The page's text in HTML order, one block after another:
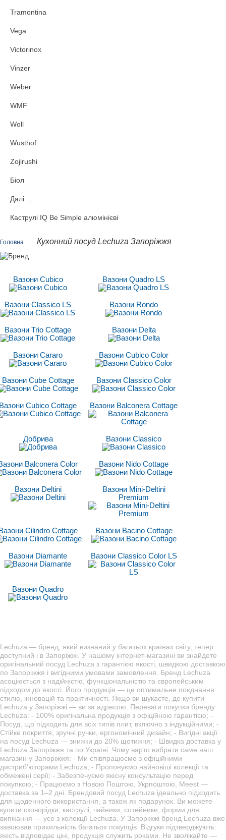
Tramontina
Vega
Victorinox
Vinzer
Weber
WMF
Woll
Wusthof
Zojirushi
Біол
Далі ...
Каструлі IQ Be Simple алюмінієві
Головна Кухонний посуд Lechuza Запоріжжя
Вазони Cubico Вазони Quadro LS
Вазони Classico LS Вазони Rondo
Вазони Trio Cottage Вазони Delta
Вазони Cararo Вазони Cubico Color
Вазони Cube Cottage Вазони Classico Сolor
Cubico Cottage Вазони Balconera Cottage
Добрива Вазони Classico
Balconera Color Вазони Nido Cottage
Вазони Deltini
Вазони Mini-Deltini
Premium
Cilindro Cottage Вазони Bacino Cottage
Вазони Diamante Вазони Classico Сolor LS
Вазони Quadro
Lechuza — бренд, який визнаний у багатьох країнах світу, тепер
доступний і в Запоріжжі. У нашому інтернет-магазині ви знайдете
оригінальний посуд Lechuza з гарантією якості, швидкою доставкою
по Запоріжжя і вигідними умовами замовлення. Бренд Lechuza
асоціюється з надійністю, функціональністю та європейським
підходом до якості. Його продукція — це оптимальне поєднання
стилю, інновацій та практичності. Якщо ви шукаєте, де купити
Lechuza у Запоріжжі — ви за адресою. Переваги покупки бренду
Lechuza: - 100% оригінальна продукція з офіційною гарантією; -
Посуд, що підходить для всіх типів плит, включно з індукційними; -
Стійке покриття, зручні ручки, ергономічний дизайн; - Вигідні акції
на посуд Lechuza — знижки до 20% щотижня; - Швидка доставка у
Lechuza Запоріжжя та по Україні. Чому варто вибрати саме наш
магазин у Запоріжжя: - Ми співпрацюємо з офіційними
дистриб’юторами Lechuza; - Пропонуємо найновіші колекції та
обмежені серії; - Забезпечуємо якісну консультацію перед
покупкою; - Працюємо з Новою Поштою, Укрпоштою, Meest —
доставка за 1–2 дні. Брендовий посуд Lechuza ідеально підходить
для щоденного використання, а також як подарунок. Ви можете
купити сковорідки, каструлі, чайники, сотейники, форми для
випікання — усе з колекції Lechuza. У Запоріжжі бренд Lechuza вже
завоював прихильність багатьох покупців. Відгуки підтверджують:
якість відповідає ціні, продукція служить роками. Не зволікайте —